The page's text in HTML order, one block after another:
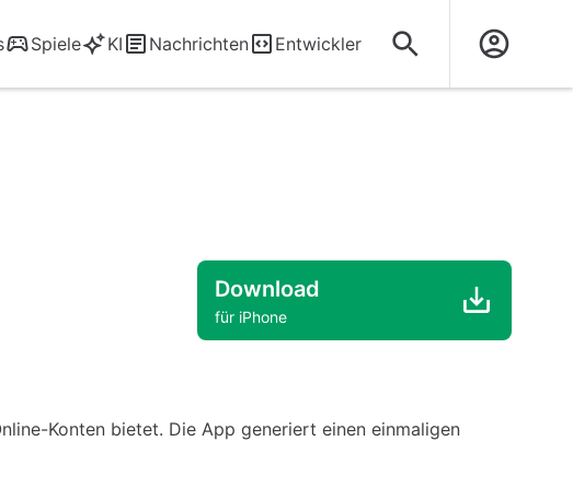
Spiele KI Nachrichten Entwickler
Download
für iPhone
Konten bietet. Die App generiert einen einmaligen